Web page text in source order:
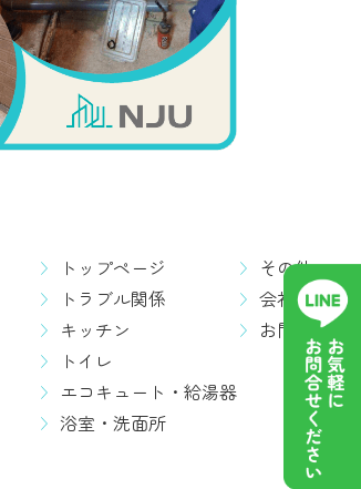
トップページ
トラブル関係
キッチン
トイレ
エコキュート・給湯器
浴室・洗面所
その他
会社概要
お問い合わ